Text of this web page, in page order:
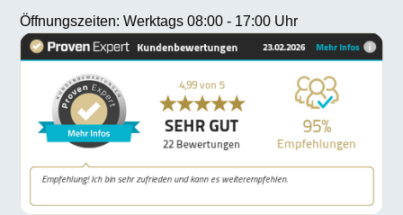
Öffnungszeiten: Werktags 08:00 - 17:00 Uhr